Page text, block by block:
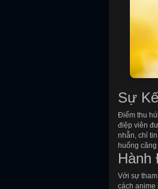
Sự
Điểm thu
điệp viên
nhẫn, chỉ
huống
Hành
Với sự
cách anime